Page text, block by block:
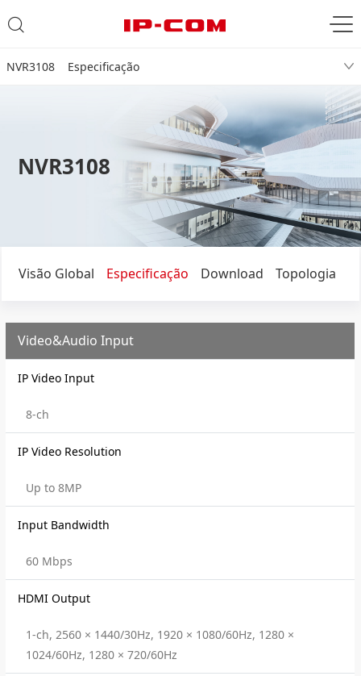
NVR3108 Especificação
NVR3108
Visão Global Especificação Download Topologia
Video&Audio Input
IP Video Input
8-ch
IP Video Resolution
Up to 8MP
Input Bandwidth
60 Mbps
HDMI Output
1-ch, 2560 × 1440/30Hz, 1920 × 1080/60Hz, 1280 ×
1024/60Hz, 1280 × 720/60Hz